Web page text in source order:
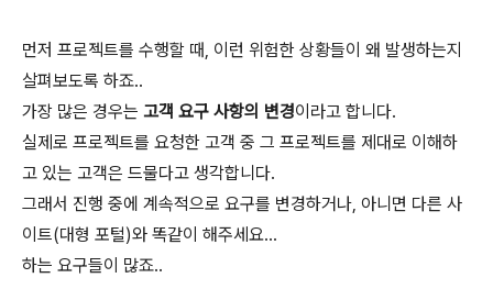
먼저 프로젝트를 수행할 때, 이런 위험한 상황들이 왜 발생하는지
살펴보도록 하죠..
가장 많은 경우는 고객 요구 사항의 변경이라고 합니다.
실제로 프로젝트를 요청한 고객 중 그 프로젝트를 제대로 이해하
고 있는 고객은 드물다고 생각합니다.
그래서 진행 중에 계속적으로 요구를 변경하거나, 아니면 다른 사
이트(대형 포털)와 똑같이 해주세요...
하는 요구들이 많죠..